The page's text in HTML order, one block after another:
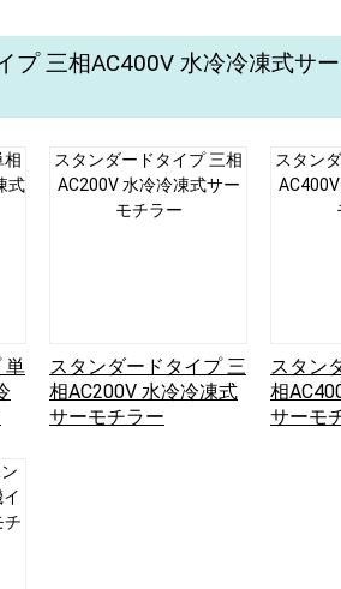
プ 三相AC400V 水冷冷凍式サ
相
式
単
スタンダードタイプ 三相
AC200V 水冷冷凍式サー
モチラー
スタンダードタイプ 三
相AC200V 水冷冷凍式
サーモチラー
スタン
スタン
相
サーモ
チ